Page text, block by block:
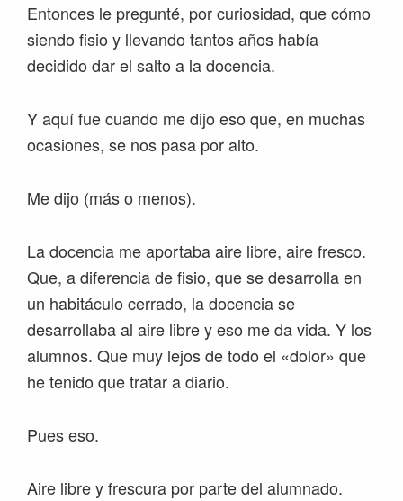
Entonces le pregunté, por curiosidad, que cómo
siendo fisio y llevando tantos años había
decidido dar el salto a la docencia.
Y aquí fue cuando me dijo eso que, en muchas
ocasiones, se nos pasa por alto.
Me dijo (más o menos).
La docencia me aportaba aire libre, aire fresco.
Que, a diferencia de fisio, que se desarrolla en
un habitáculo cerrado, la docencia se
desarrollaba al aire libre y eso me da vida. Y los
alumnos. Que muy lejos de todo el «dolor» que
he tenido que tratar a diario.
Pues eso.
Aire libre y frescura por parte del alumnado.